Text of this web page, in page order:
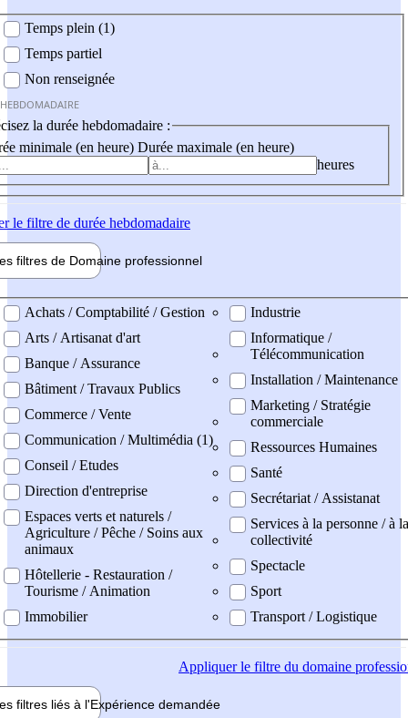
Temps plein (1)
Temps partiel
Non renseignée
la durée hebdomadaire :
minimale (en heure) Durée maximale (en heure)
heures
le filtre de durée hebdomadaire
filtres de Domaine professionnel
professionel
Achats / Comptabilité / Gestion
Arts / Artisanat d'art
Banque / Assurance
Bâtiment / Travaux Publics
Commerce / Vente
Communication / Multimédia (1)
Conseil / Etudes
Direction d'entreprise
Espaces verts et naturels /
Agriculture / Pêche / Soins aux
animaux
Hôtellerie - Restauration /
Tourisme / Animation
Immobilier
Industrie
Informatique /
Télécommunication
Installation / Maintenance
Marketing / Stratégie
commerciale
Ressources Humaines
Santé
Secrétariat / Assistanat
Services à la personne / à la
collectivité
Spectacle
Sport
Transport / Logistique
Appliquerle filtre du domaine
filtres liés à l'Expérience demandée